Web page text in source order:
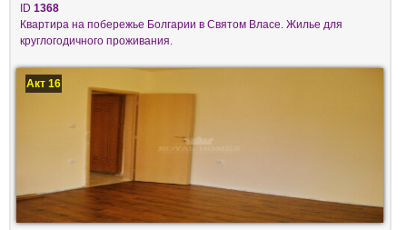
ID 1368
Квартира на побережье Болгарии в Святом Власе. Жилье для
круглогодичного проживания.
Акт 16